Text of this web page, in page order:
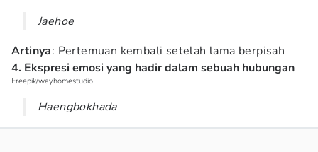
Jaehoe
Artinya: Pertemuan kembali setelah lama berpisah
4. Ekspresi emosi yang hadir dalam sebuah hubungan
Freepik/wayhomestudio
Haengbokhada